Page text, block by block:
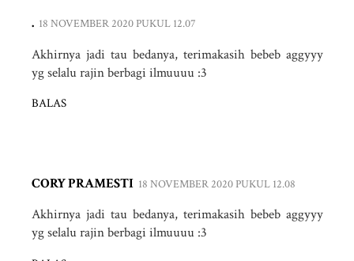
. 18 NOVEMBER 2020 PUKUL 12.07
Akhirnya jadi tau bedanya, terimakasih bebeb aggyyy
yg selalu rajin berbagi ilmuuuu :3
BALAS
CORY PRAMESTI 18 NOVEMBER 2020 PUKUL 12.08
Akhirnya jadi tau bedanya, terimakasih bebeb aggyyy
yg selalu rajin berbagi ilmuuuu :3